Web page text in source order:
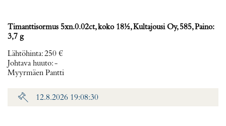
Timanttisormus 5xn.0.02ct, koko 18½, Kultajousi Oy, 585, Paino:
3,7 g
Lähtöhinta:250 €
Johtava huuto:-
Myyrmäen Pantti
12.8.2026 19:08:30